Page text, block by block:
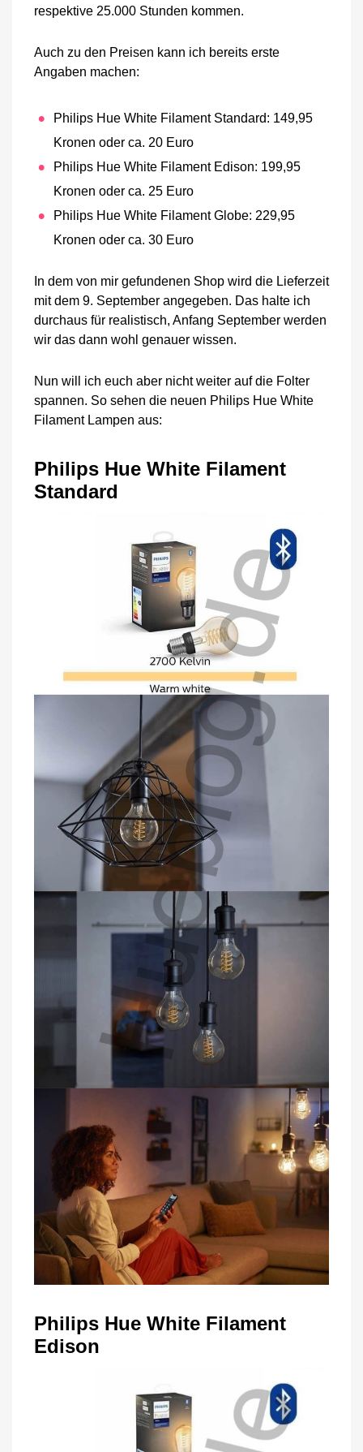
respektive 25.000 Stunden kommen.
Auch zu den Preisen kann ich bereits erste
Angaben machen:
Philips Hue White Filament Standard: 149,95
Kronen oder ca. 20 Euro
Philips Hue White Filament Edison: 199,95
Kronen oder ca. 25 Euro
Philips Hue White Filament Globe: 229,95
Kronen oder ca. 30 Euro
In dem von mir gefundenen Shop wird die Lieferzeit
mit dem 9. September angegeben. Das halte ich
durchaus für realistisch, Anfang September werden
wir das dann wohl genauer wissen.
Nun will ich euch aber nicht weiter auf die Folter
spannen. So sehen die neuen Philips Hue White
Filament Lampen aus:
Philips Hue White Filament
Standard
Philips Hue White Filament
Edison